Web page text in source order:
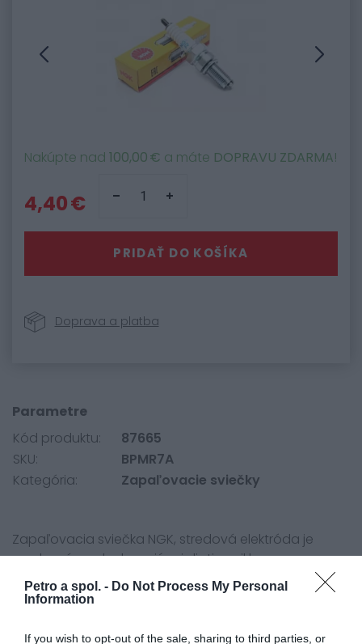
Petro a spol. - Do Not Process My Personal
Information
If you wish to opt-out of the sale, sharing to third parties, or
Nakúpte nad 100,00 € a máte DOPRAVU ZDARMA!
4,40 €
PRIDAŤ DO KOŠÍKA
Doprava a platba
Parametre
Kód produktu:
87665
SKU:
BPMR7A
Kategória:
Zapaľovacie sviečky
Zapaľovacia sviečka NGK, stredová elektróda je
vyrobená znehrdzavejúcejzliatiny niklu.